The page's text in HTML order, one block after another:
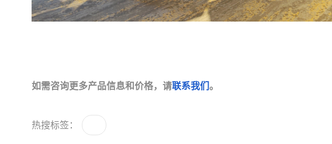
如需咨询更多产品信息和价格，请联系我们 。
热搜标签：